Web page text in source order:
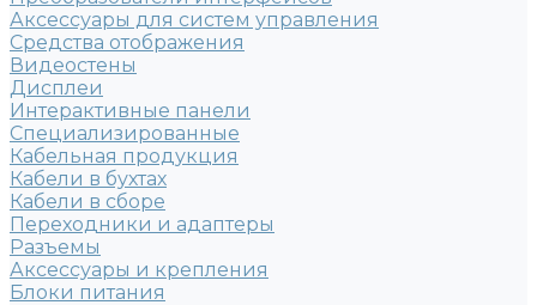
Аксессуары для систем управления
Средства отображения
Видеостены
Дисплеи
Интерактивные панели
Специализированные
Кабельная продукция
Кабели в бухтах
Кабели в сборе
Переходники и адаптеры
Разъемы
Аксессуары и крепления
Блоки питания